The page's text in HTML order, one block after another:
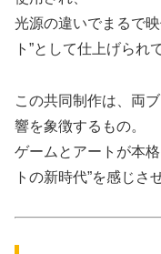
光源の違いでまるで
ト”として仕上げられ
この共同制作は、両
響を象徴するもの。
ゲームとアートが本
トの新時代”を感じさ